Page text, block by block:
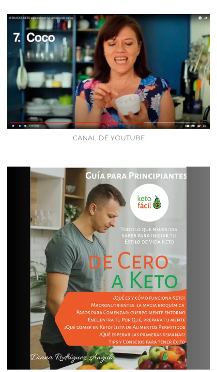
CANAL DE YOUTUBE